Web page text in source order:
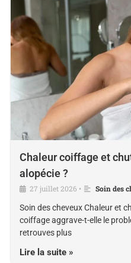
Chaleur coiffage et
alopécie ?
27 juillet 2026 •
Soin des
Soin des cheveux Chaleur et
coiffage aggrave-t-elle le
retrouves plus
Lire la suite »